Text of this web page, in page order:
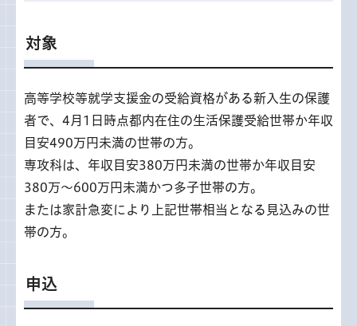
対象
高等学校等就学支援金の受給資格がある新入生の保護
者で、4月1日時点都内在住の生活保護受給世帯か年収
目安490万円未満の世帯の方。
専攻科は、年収目安380万円未満の世帯か年収目安
380万～600万円未満かつ多子世帯の方。
または家計急変により上記世帯相当となる見込みの世
帯の方。
申込